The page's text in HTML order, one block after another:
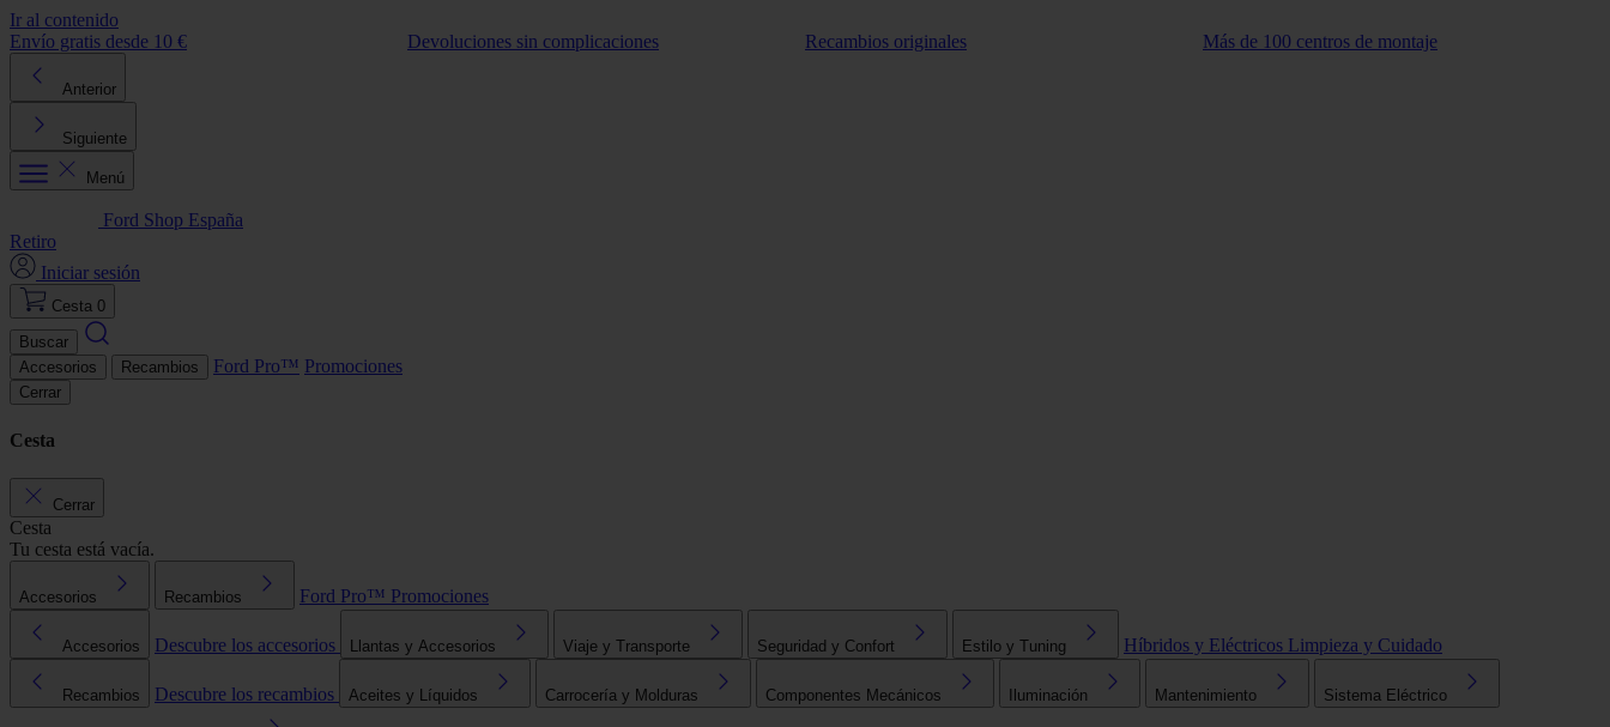
Ir al contenido
Envío gratis desde 10 €
Devoluciones sin complicaciones Recambios originales Más de 100 centros de montaje
Anterior
Siguiente
Menú
Ford Shop España
Retiro
Iniciar sesión
Cesta 0
Buscar
Accesorios
Recambios Ford Pro™ Promociones
Cerrar
Cesta
Cerrar
Cesta
Tu cesta está vacía.
Accesorios Recambios Ford Pro™ Promociones
Accesorios Descubre los accesorios Llantas y Accesorios Viaje y Transporte Seguridad y Confort Estilo y Tuning Híbridos y Eléctricos Limpieza y Cuidado
Recambios Descubre los recambios Aceites y Líquidos Carrocería y Molduras Componentes Mecánicos Iluminación Mantenimiento Sistema Eléctrico